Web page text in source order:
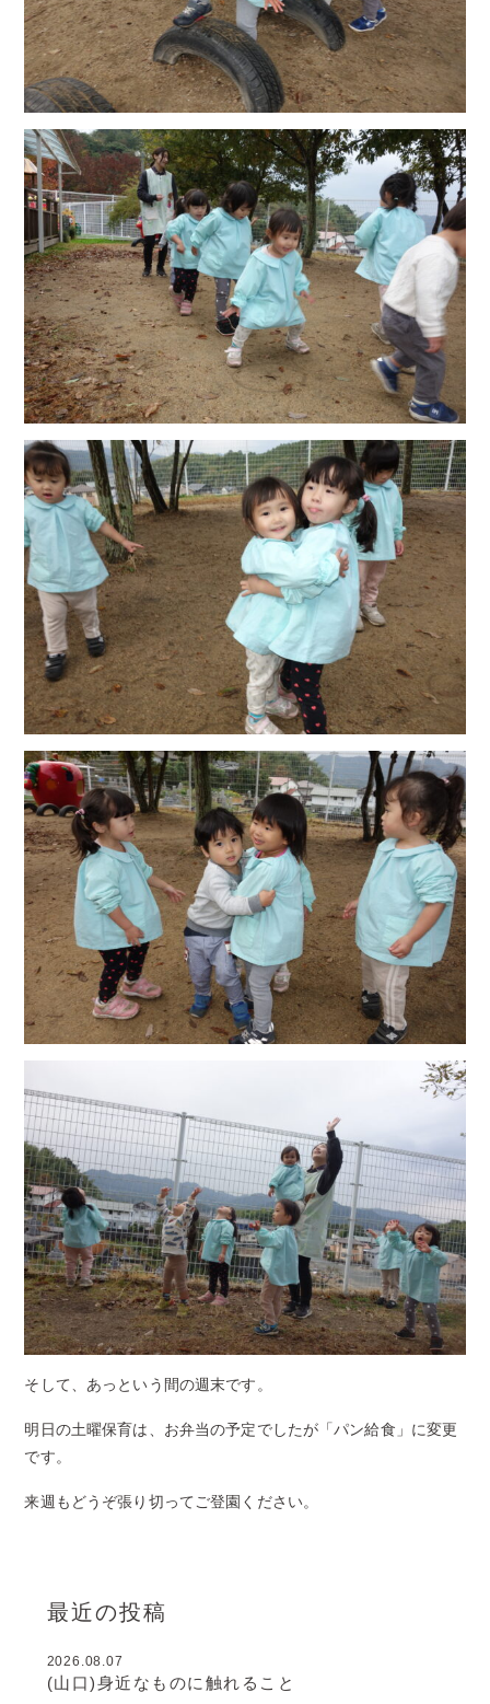
そして、あっという間の週末です。
明日の土曜保育は、お弁当の予定でしたが「パン給食」に変更
です。
来週もどうぞ張り切ってご登園ください。
最近の投稿
2026.08.07
(山口)身近なものに触れること